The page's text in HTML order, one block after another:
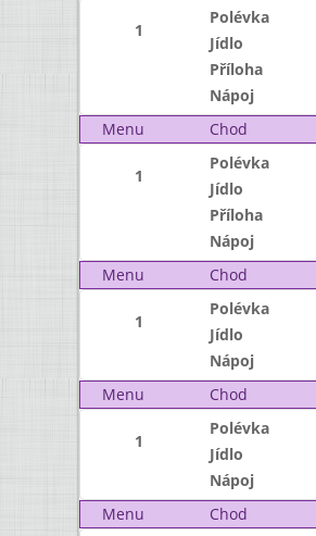
1
Polévka
Jídlo
Příloha
Nápoj
Menu
Chod
1
Polévka
Jídlo
Příloha
Nápoj
Menu
Chod
1
Polévka
Jídlo
Nápoj
Menu
Chod
1
Polévka
Jídlo
Nápoj
Menu
Chod